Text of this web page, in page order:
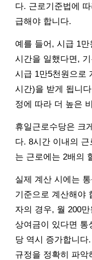
다. 근로기준법에
급해야 합니다.
예를 들어, 시급 1
시간을 일했다면,
시급 1만5천원으로
시간)을 받게 됩니
정에 따라 더 높은
휴일근로수당은 크
다. 8시간 이내의
는 근로에는 2배의
실제 계산 시에는
기준으로 계산해야
자의 경우, 월 200
상여금이 있다면 통
당 역시 증가합니
규정을 정확히 파악